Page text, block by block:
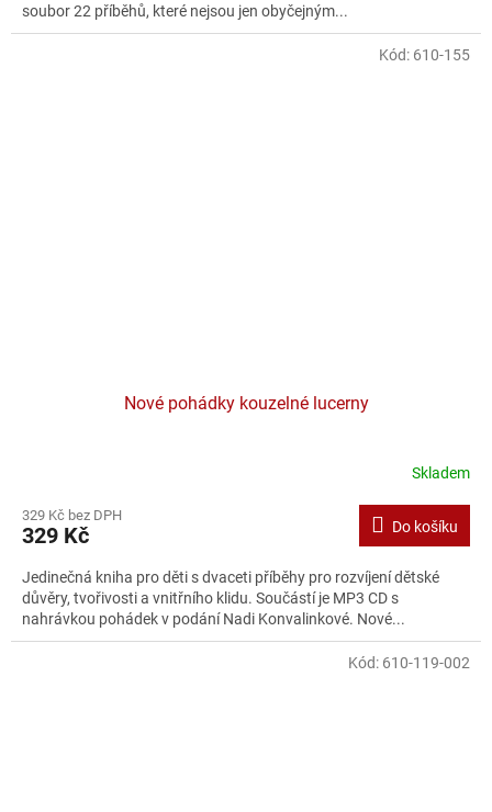
soubor 22 příběhů, které nejsou jen obyčejným...
Nové pohádky kouzelné lucerny
Skladem
329 Kč bez DPH
329 Kč Do košíku
Jedinečná kniha pro děti s dvaceti příběhy pro rozvíjení dětské
důvěry, tvořivosti a vnitřního klidu. Součástí je MP3 CD s
nahrávkou pohádek v podání Nadi Konvalinkové. Nové...
Kód: 610-155
Kód: 610-119-002